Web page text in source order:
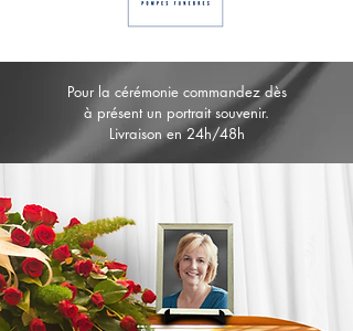
Pour la cérémonie commandez dès
à présent un portrait souvenir.
Livraison en 24h/48h